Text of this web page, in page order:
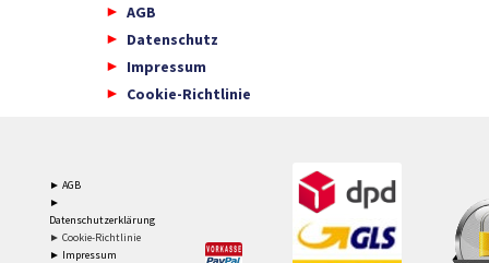
AGB
Datenschutz
Impressum
Cookie-Richtlinie
► AGB
►
Datenschutzerklärung
► Cookie-Richtlinie
► Impressum